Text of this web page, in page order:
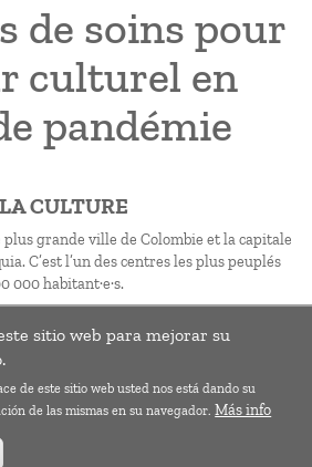
de soins pour
culturel en
pandémie
CULTURE
grande ville de Colombie et la capitale
C’est l’un des centres les plus peuplés
000 habitant·e·s.
économie
sitio web para mejorar su
de este sitio web usted nos está dando su
de las mismas en su navegador. Más info